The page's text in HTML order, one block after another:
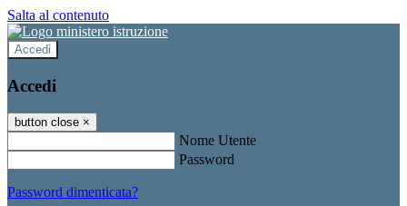
Salta al contenuto
Accedi
Accedi
button close ×
Nome Utente
Password
Password dimenticata?